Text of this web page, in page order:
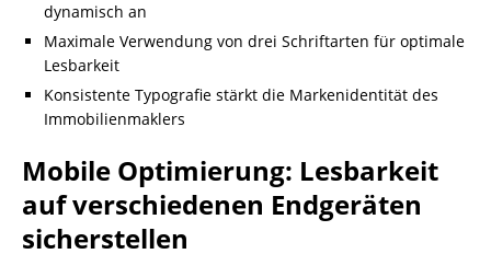
dynamisch an
Maximale Verwendung von drei Schriftarten für optimale
Lesbarkeit
Konsistente Typografie stärkt die Markenidentität des
Immobilienmaklers
Mobile Optimierung: Lesbarkeit
auf verschiedenen Endgeräten
sicherstellen